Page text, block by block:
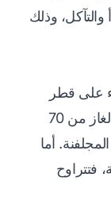
وذلك
على قطر
الماسورة ونوعها. ويبدأ سعر متر مواسير الغاز من 70
أما
فتتراوح